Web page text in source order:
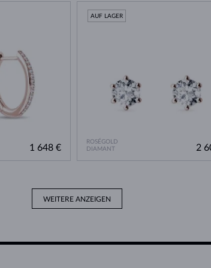
1 648 €
ROSÉGOLD
DIAMANT
AUF LAGER
2
WEITERE ANZEIGEN